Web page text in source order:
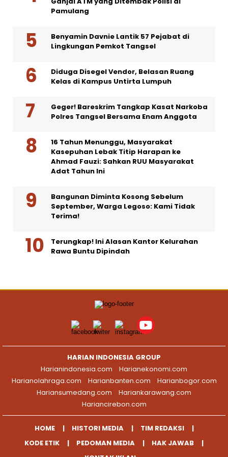
Pamulang
Benyamin Davnie Lantik 57 Pejabat di
Lingkungan Pemkot Tangsel
Diduga Disegel Vendor, Belasan Ruang
Kelas di Kampus Untirta Lumpuh
Geger! Bareskrim Tangkap Kasat Narkoba
Polres Tangsel Bersama Enam Anggota
16 Tahun Menunggu, Masyarakat
Kasepuhan Lebak Titip Harapan ke
Ahmad Fauzi: Sahkan RUU Masyarakat
Adat Tahun Ini
Bangunan Diminta Kosong Sebelum
September, Warga Legoso: Kami Tidak
Terima!
Terungkap! Ini Alasan Kantor Kelurahan
Rawa Buntu Dipindah
HARIAN INDONESIA GROUP
Harianindonesia.com
Harianekonomi.com
Harianolahraga.com
Harianbanten.com
Harianbogor.com
Hariansumedang.com
Hariankarawang.com
Hariancirebon.com
HOME HISTORI MEDIA
TIM REDAKSI
KODE ETIK
PEDOMAN MEDIA
HAK JAWAB